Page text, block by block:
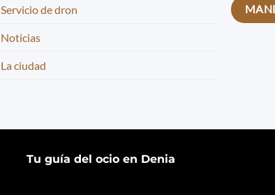
Servicio de dron
Noticias
La ciudad
Tu guía del ocio en Denia